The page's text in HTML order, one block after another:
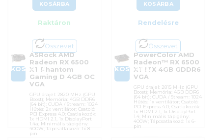
KOSÁRBA
Raktáron
Összevet
KOSÁRBA
ASRock AMD
Radeon RX 6500
XT Phantom
Gaming D 4GB OC
VGA
GPU órajel: 2820 MHz (GPU
Boost); Memória: 4GB DDR6
(64 bit); CUDA / Stream: 1024
Hűtés: 2x ventilátor; Csatoló:
PCI Express 4.0; Csatlakozók:
1x HDMI 2.1, 1x DisplayPort
1.4a; Minimális tápigény:
400W; Tápcsatlakozó: 1x 8-
pin
KOSÁRBA
Rendelésre
Összevet
KOSÁRBA
PowerColor AMD
Radeon™ RX 6500
XT ITX 4GB GDDR6
VGA
GPU órajel: 2815 MHz (GPU
Boost); Memória: 4GB DDR6
(64 bit); CUDA / Stream: 1024
Hűtés: 1x ventilátor; Csatoló:
PCI Express 4.0; Csatlakozók:
1x HDMI 2.1, 1x DisplayPort
1.4; Minimális tápigény:
400W; Tápcsatlakozó: 1x 6-
pin